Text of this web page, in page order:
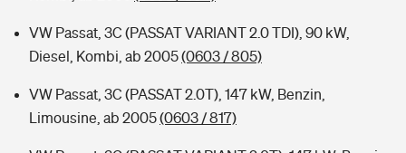
VW Passat, 3C (PASSAT VARIANT 2.0 TDI), 90 kW,
Diesel, Kombi, ab 2005(0603 / 805)
VW Passat, 3C (PASSAT 2.0T), 147 kW, Benzin,
Limousine, ab 2005(0603 / 817)